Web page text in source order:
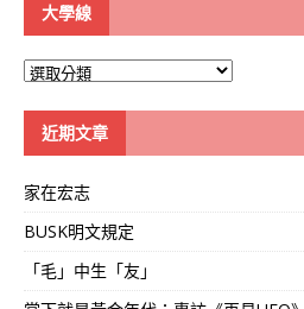
大學線
大
近期文章
家在宏志
BUSK明文規定
「毛」中生「友」